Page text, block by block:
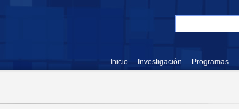
Inicio Investigación Programas